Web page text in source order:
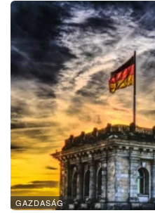
GAZDASÁG